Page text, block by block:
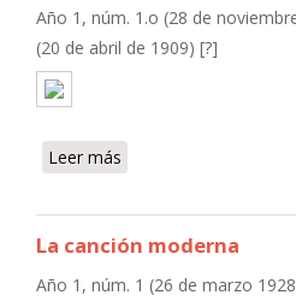
Año 1, núm. 1.o (28 de
(20 de abril de 1909) [?]
Leer más
La canción moderna
Año 1, núm. 1 (26 de marzo